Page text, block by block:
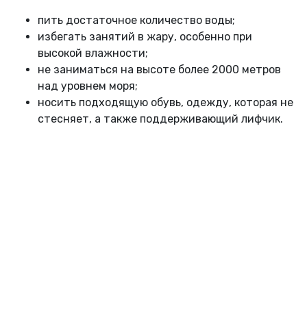
пить достаточное количество воды;
избегать занятий в жару, особенно при
высокой влажности;
не заниматься на высоте более 2000 метров
над уровнем моря;
носить подходящую обувь, одежду, которая не
стесняет, а также поддерживающий лифчик.